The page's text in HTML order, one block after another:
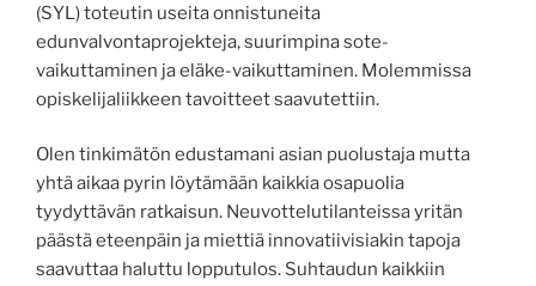
(SYL) toteutin useita onnistuneita
edunvalvontaprojekteja, suurimpina sote-
vaikuttaminen ja eläke-vaikuttaminen. Molemmissa
opiskelijaliikkeen tavoitteet saavutettiin.
Olen tinkimätön edustamani asian puolustaja mutta
yhtä aikaa pyrin löytämään kaikkia osapuolia
tyydyttävän ratkaisun. Neuvottelutilanteissa yritän
päästä eteenpäin ja miettiä innovatiivisiakin tapoja
saavuttaa haluttu lopputulos. Suhtaudun kaikkiin